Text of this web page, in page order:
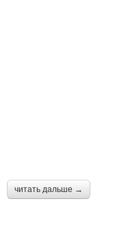
читать дальше →